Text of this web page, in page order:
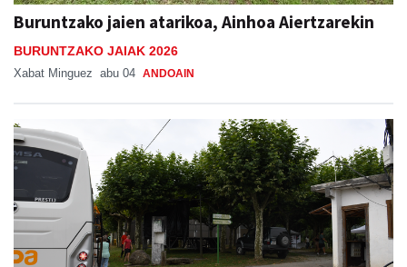
Buruntzako jaien atarikoa, Ainhoa Aiertzarekin
BURUNTZAKO JAIAK 2026
Xabat Minguez abu 04 ANDOAIN